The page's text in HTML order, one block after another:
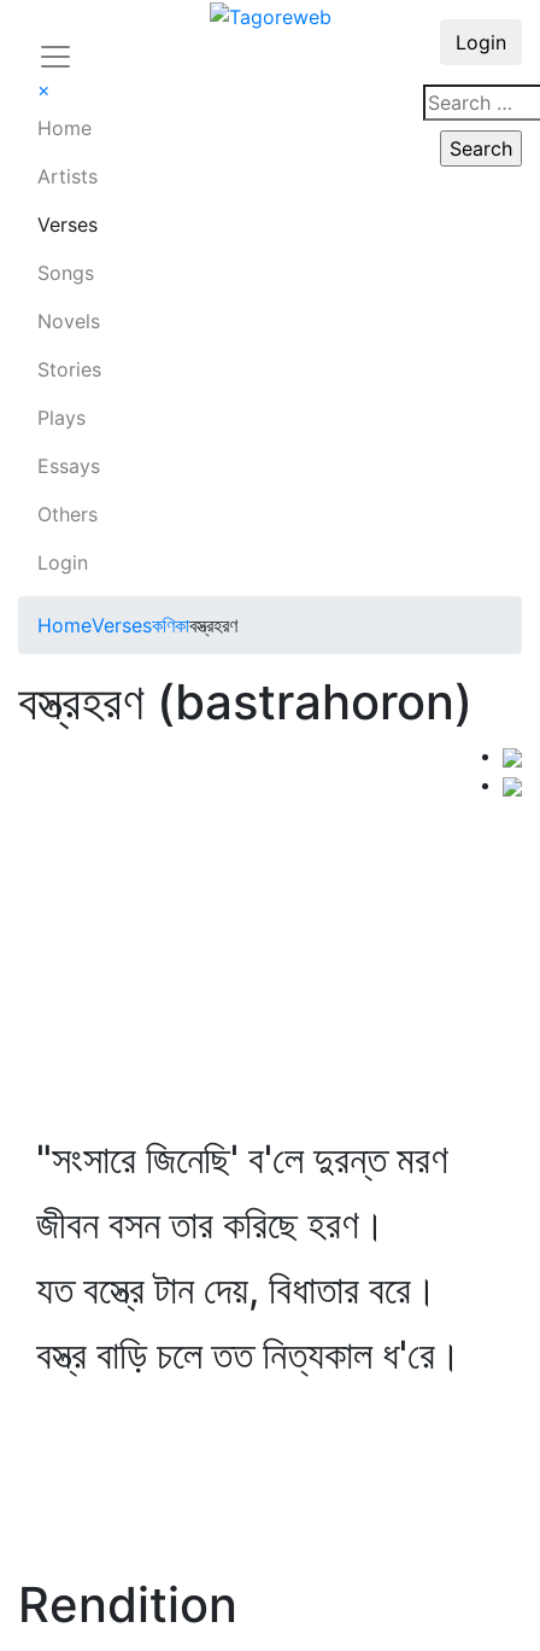
×
Home
Artists
Verses
Songs
Novels
Stories
Plays
Essays
Others
Login
Login
HomeVersesকণিকাবস্ত্রহরণ
বস্ত্রহরণ (bastrahoron)
"সংসারে জিনেছি' ব'লে দুরন্ত মরণ
জীবন বসন তার করিছে হরণ।
যত বস্ত্রে টান দেয়, বিধাতার বরে।
বস্ত্র বাড়ি চলে তত নিত্যকাল ধ'রে।
Rendition